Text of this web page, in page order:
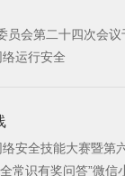
2016年11月7日 中华人民共和国网络安全法 目 录 第一章 总则 第二章 网络安全支持与促进 第三章 网络运行安全
安全技能大赛暨
上线。 6月5日至6月24日